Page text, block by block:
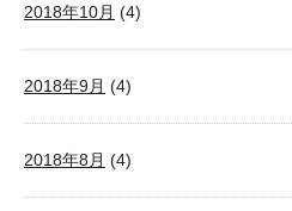
2018年10月 (4)
2018年9月 (4)
2018年8月 (4)